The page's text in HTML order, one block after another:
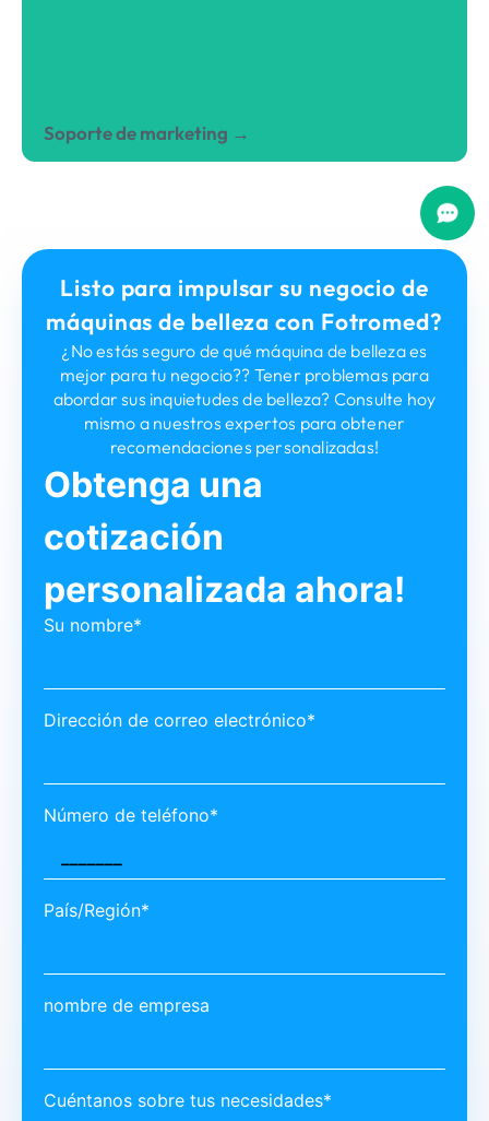
Soporte de marketing →
marketing estándar gratuitos, incluido el cartel
carteles de promoción de tratamiento y más..
Contáctenos para soporte más avanzado.
Listo para impulsar su negocio de
máquinas de belleza con Fotromed?
¿No estás seguro de qué máquina de belleza es
mejor para tu negocio?? Tener problemas para
abordar sus inquietudes de belleza? Consulte hoy
mismo a nuestros expertos para obtener
recomendaciones personalizadas!
Obtenga una
cotización
personalizada ahora!
Su nombre*
Dirección de correo electrónico*
Número de teléfono*
País/Región*
nombre de empresa
Cuéntanos sobre tus necesidades*